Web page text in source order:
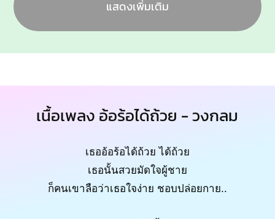
แสดงเพิ่มเติม
เนื้อเพลง อ้อร้อได้ถ้วย - วงกลม
เธออ้อร้อได้ถ้วย ได้ถ้วย
เธอนั้นสวยมัดใจผู้ชาย
ก็คนเขาลือว่าเธอใจง่าย ชอบปล่อยกาย..